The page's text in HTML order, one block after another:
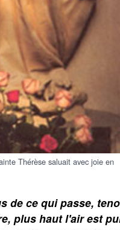
Thérèse saluait avec joie en
de ce qui passe,
plus haut l'air est